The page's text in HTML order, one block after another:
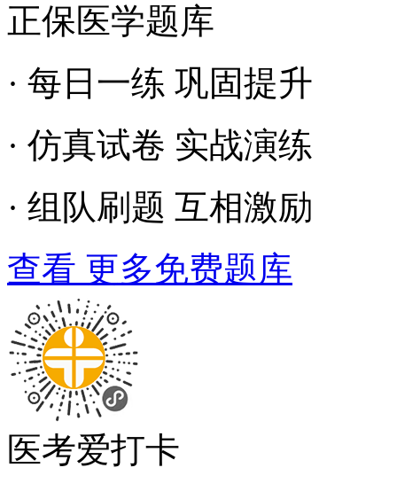
正保医学题库
· 每日一练 巩固提升
· 仿真试卷 实战演练
· 组队刷题 互相激励
查看 更多免费题库
医考爱打卡